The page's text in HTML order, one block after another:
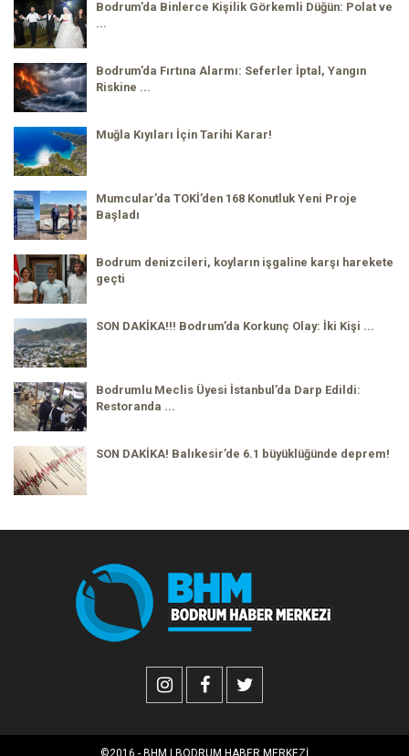
Bodrum’da Binlerce Kişilik Görkemli Düğün: Polat ve
...
Bodrum’da Fırtına Alarmı: Seferler İptal, Yangın
Riskine ...
Muğla Kıyıları İçin Tarihi Karar!
Mumcular’da TOKİ’den 168 Konutluk Yeni Proje
Başladı
Bodrum denizcileri, koyların işgaline karşı harekete
geçti
SON DAKİKA!!! Bodrum’da Korkunç Olay: İki Kişi ...
Bodrumlu Meclis Üyesi İstanbul’da Darp Edildi:
Restoranda ...
SON DAKİKA! Balıkesir’de 6.1 büyüklüğünde deprem!